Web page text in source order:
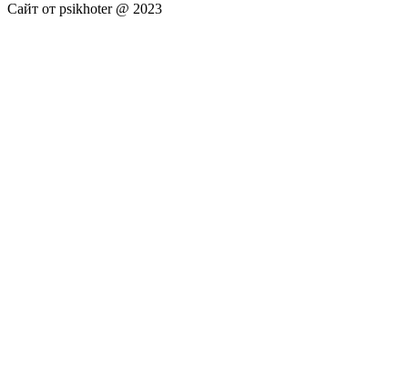
Сайт от psikhoter @ 2023